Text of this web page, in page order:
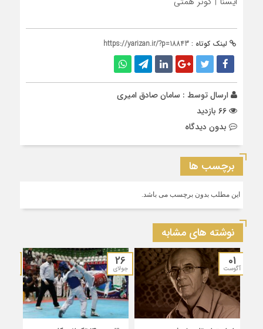
لینک کوتاه : https://yarizan.ir/?p=18843
ارسال توسط : سامان صادق امیری
بدون دیدگاه
برچسب ها
این مطلب بدون برچسب می باشد.
نوشته های مشابه
01
آگوست 26
جولای